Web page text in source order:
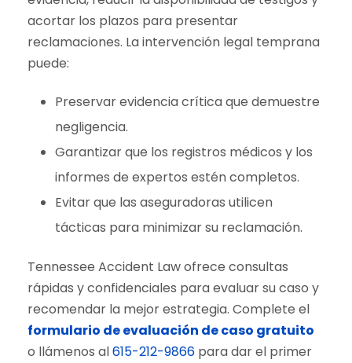
acortar los plazos para presentar
reclamaciones. La intervención legal temprana
puede:
Preservar evidencia crítica que demuestre
negligencia.
Garantizar que los registros médicos y los
informes de expertos estén completos.
Evitar que las aseguradoras utilicen
tácticas para minimizar su reclamación.
Tennessee Accident Law ofrece consultas
rápidas y confidenciales para evaluar su caso y
recomendar la mejor estrategia. Complete el
formulario de evaluación de caso gratuito
o llámenos al615-212-9866 para dar el primer